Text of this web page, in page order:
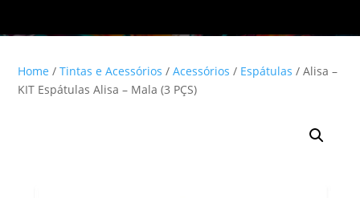
Home /Tintas e Acessórios /Acessórios / Espátulas / Alisa –
KIT Espátulas Alisa – Mala (3 PÇS)